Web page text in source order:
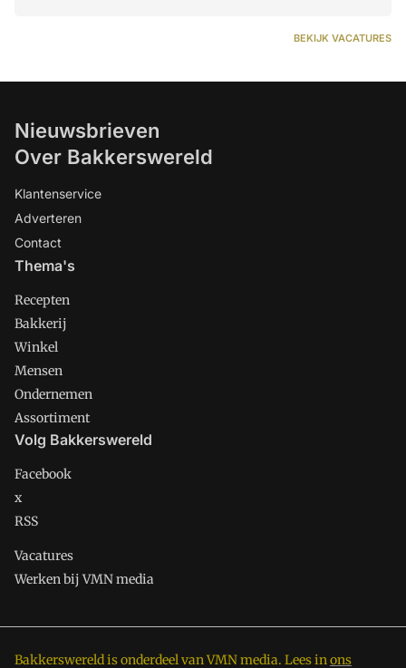
BEKIJK VACATURES
Nieuwsbrieven
Over Bakkerswereld
Klantenservice
Adverteren
Contact
Thema's
Recepten
Bakkerij
Winkel
Mensen
Ondernemen
Assortiment
Volg Bakkerswereld
Facebook
x
RSS
Vacatures
Werken bij VMN media
Bakkerswereld is onderdeel van VMN media. Lees inons